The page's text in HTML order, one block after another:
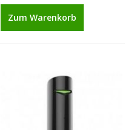
Zum Warenkorb